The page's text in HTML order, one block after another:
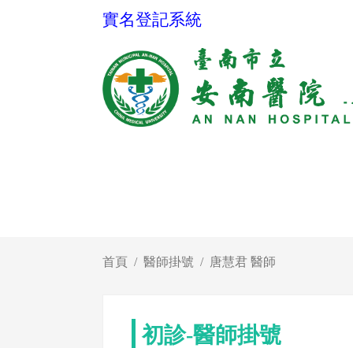
實名登記系統
首頁 醫師掛號 唐慧君 醫師
初診-醫師掛號